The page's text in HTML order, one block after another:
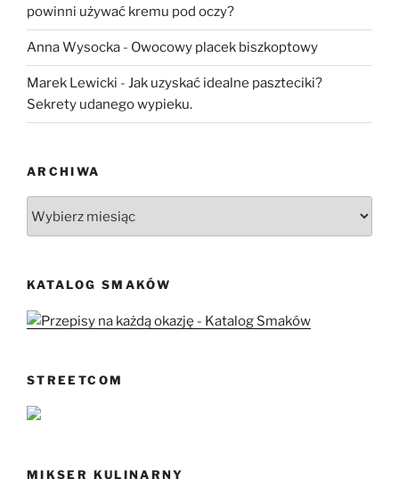
powinni używać kremu pod oczy?
Anna Wysocka - Owocowy placek biszkoptowy
Marek Lewicki - Jak uzyskać idealne paszteciki?
Sekrety udanego wypieku.
ARCHIWA
KATALOG SMAKÓW
STREETCOM
MIKSER KULINARNY